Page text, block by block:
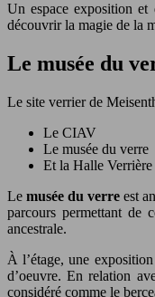
Un espace exposition et
découvrir la magie de la
Le musée du
Le site verrier de
Le CIAV
Le musée du verre
Et la Halle Verrière
Lemusée du verreest
parcours permettant de
ancestrale.
À l’étage, une
d’oeuvre. En relation
considéré comme le